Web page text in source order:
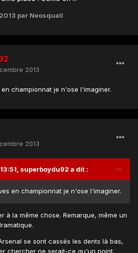
par Neosquall
2013
championnat je n'ose l'imaginer.
2013
superboydu92 a dit :
en championnat je n'ose l'imaginer.
à la même chose. Remarque, même un
se sont cassés les dents là bas,
chercher ne serait-ce qu'un point,